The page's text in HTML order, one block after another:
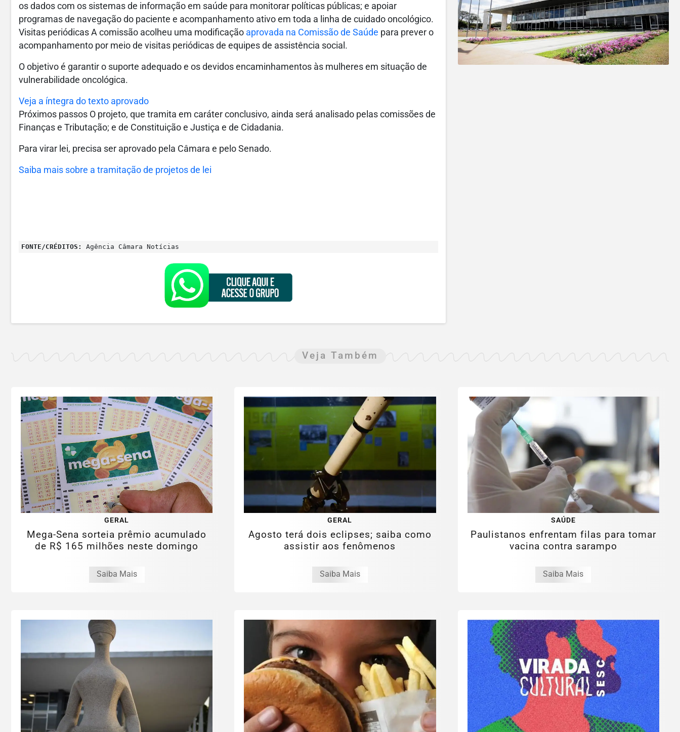
os dados com os sistemas de informação em saúde para monitorar políticas públicas; e apoiar
programas de navegação do paciente e acompanhamento ativo em toda a linha de cuidado oncológico.
Visitas periódicas A comissão acolheu uma modificação aprovada na Comissão de Saúde para prever o
acompanhamento por meio de visitas periódicas de equipes de assistência social.
O objetivo é garantir o suporte adequado e os devidos encaminhamentos às mulheres em situação de
vulnerabilidade oncológica.
Veja a íntegra do texto aprovado
Próximos passos O projeto, que tramita em caráter conclusivo, ainda será analisado pelas comissões de
Finanças e Tributação; e de Constituição e Justiça e de Cidadania.
Para virar lei, precisa ser aprovado pela Câmara e pelo Senado.
Saiba mais sobre a tramitação de projetos de lei
FONTE/CRÉDITOS: Agência Câmara Notícias
Veja Também
GERAL
Mega-Sena sorteia prêmio acumulado
de R$ 165 milhões neste domingo
Saiba Mais
GERAL
Agosto terá dois eclipses; saiba como
assistir aos fenômenos
Saiba Mais
SAÚDE
Paulistanos enfrentam filas para tomar
vacina contra sarampo
Saiba Mais